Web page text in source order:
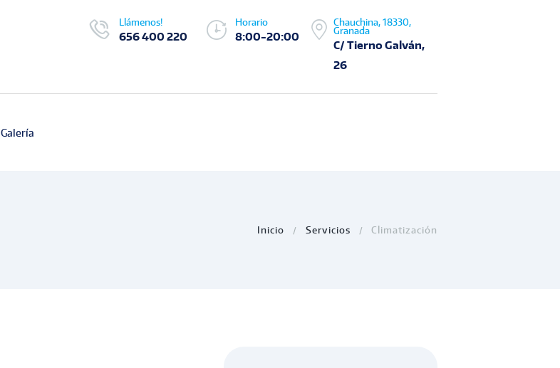
Llámenos!
656 400 220
Horario
8:00-20:00
Chauchina, 18330,
Granada
C/ Tierno Galván,
26
Galería
Inicio Servicios Climatización